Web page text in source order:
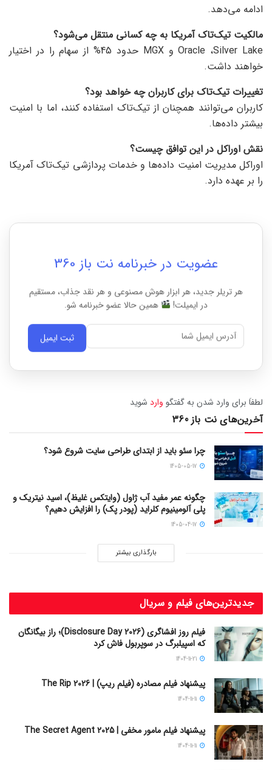
ادامه می‌دهد.
مالکیت تیک‌تاک آمریکا به چه کسانی منتقل می‌شود؟
Oracle ،Silver Lake و MGX حدود 45% از سهام را در اختیار
خواهند داشت.
تغییرات تیک‌تاک برای کاربران چه خواهد بود؟
کاربران می‌توانند همچنان از تیک‌تاک استفاده کنند، اما با امنیت
بیشتر داده‌ها.
نقش اوراکل در این توافق چیست؟
اوراکل مدیریت امنیت داده‌ها و خدمات پردازشی تیک‌تاک آمریکا
را بر عهده دارد.
عضویت در خبرنامه نت باز 360
هر تریلر جدید، هر ابزار هوش مصنوعی و هر نقد جذاب، مستقیم
در ایمیلت!
همین حالا عضو خبرنامه شو.
ثبت ایمیل
لطفاَ برای وارد شدن به گفتگو وارد شوید
آخرین‌های نت باز 360
چرا سئو باید از ابتدای طراحی سایت شروع شود؟
چگونه عمر مفید آب ژاول (وایتکس غلیظ)، اسید نیتریک و
پلی آلومینیوم کلراید (پودر پک) را افزایش دهیم؟
بارگذاری بیشتر
جدیدترین‌های فیلم و سریال
فیلم روز افشاگری (Disclosure Day 2026)؛ راز بیگانگان
که اسپیلبرگ در سوپربول فاش کرد
پیشنهاد فیلم مصادره (فیلم ریپ) | The Rip 2026
پیشنهاد فیلم مامور مخفی | The Secret Agent 2025